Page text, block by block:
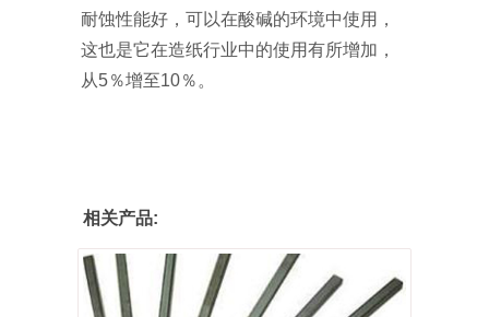
耐蚀性能好，可以在酸碱的环境中使用，
这也是它在造纸行业中的使用有所增加，
从5％增至10％。
相关产品: